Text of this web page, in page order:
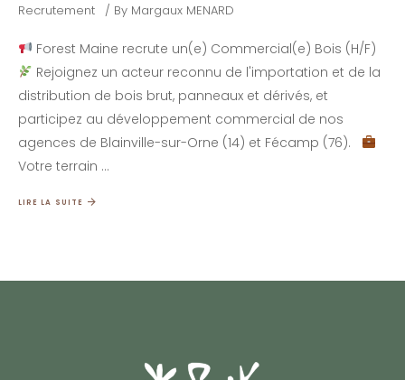
Recrutement By Margaux MENARD
Forest Maine recrute un(e) Commercial(e) Bois (H/F)
Rejoignez un acteur reconnu de l'importation et de la
distribution de bois brut, panneaux et dérivés, et
participez au développement commercial de nos
agences de Blainville-sur-Orne (14) et Fécamp (76).
Votre terrain
LIRE LA SUITE